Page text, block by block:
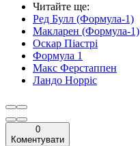
Читайте ще:
Ред Булл (Формула-1)
Макларен (Формула-1)
Оскар Піастрі
Формула 1
Макс Ферстаппен
Ландо Норріс
0
Коментувати